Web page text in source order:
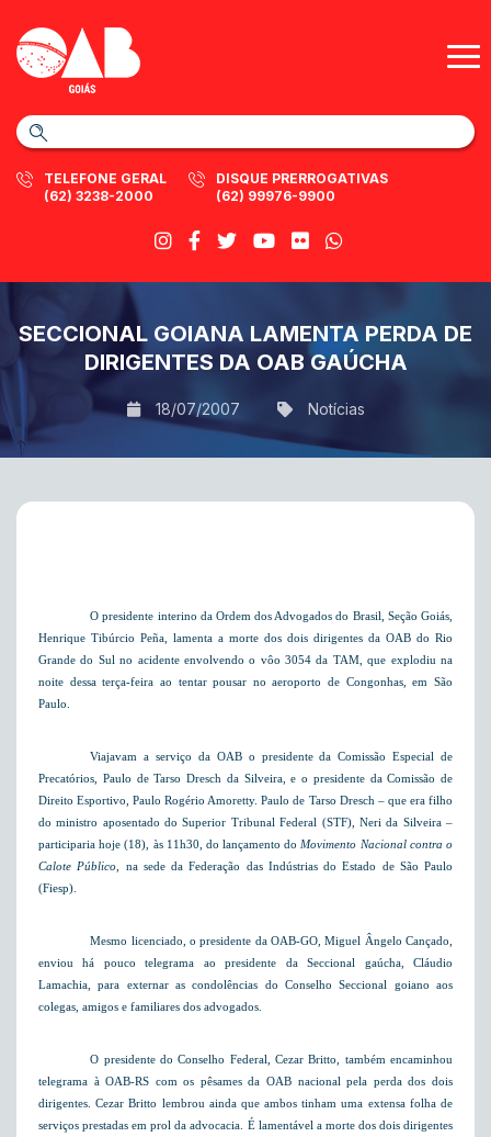
TELEFONE GERAL
(62) 3238-2000
DISQUE PRERROGATIVAS
(62) 99976-9900
SECCIONAL GOIANA LAMENTA PERDA DE
DIRIGENTES DA OAB GAÚCHA
18/07/2007 Notícias
O presidente interino da Ordem dos Advogados do Brasil, Seção Goiás,
Henrique Tibúrcio Peña, lamenta a morte dos dois dirigentes da OAB do Rio
Grande do Sulno acidente envolvendo o vôo 3054 da TAM, que explodiu na
noite dessa terça-feira ao tentar pousar no aeroporto de Congonhas,em São
Paulo.
Viajavam a serviço da OAB o presidente da Comissão Especial de
Precatórios, Paulo de Tarso Dresch da Silveira, e o presidente da Comissão de
Direito Esportivo, Paulo Rogério Amoretty. Paulo de Tarso Dresch – que era filho
do ministro aposentado do Superior Tribunal Federal (STF), Neri da Silveira –
participaria hoje (18), às 11h30, do lançamento do Movimento Nacional contra o
Calote Público , na sede da Federação das Indústrias do Estado de São Paulo
(Fiesp).
Mesmo licenciado, o presidente da OAB-GO, Miguel Ângelo Cançado,
enviou há pouco telegrama ao presidente da Seccional gaúcha, Cláudio
Lamachia, para externar as condolências do Conselho Seccional
goiano aos
colegas, amigos e familiares dos advogados.
O presidente do Conselho Federal, Cezar Britto, também encaminhou
telegrama à OAB-RS com os pêsames da OAB nacional pela perda dos dois
dirigentes. Cezar Britto lembrou ainda que ambos tinham uma extensa folha de
serviços prestadas em prol da advocacia. É lamentável a morte dos dois dirigentes